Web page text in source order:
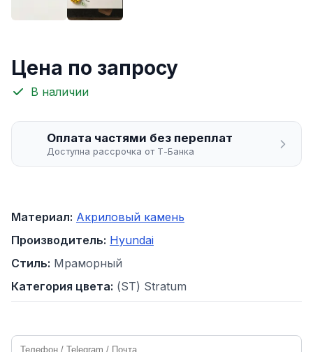
Цена по запросу
В наличии
Оплата частями без переплат
Доступна рассрочка от Т-Банка
Материал: Акриловый камень
Производитель: Hyundai
Стиль: Мраморный
Категория цвета: (ST) Stratum